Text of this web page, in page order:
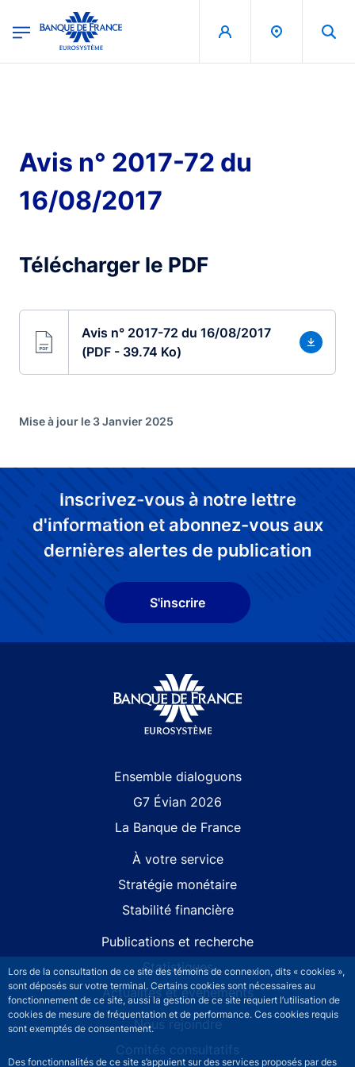
Lors de la consultation de ce site des témoins de connexion, dits « cookies »,
sont déposés sur votre terminal. Certains cookies sont nécessaires au
fonctionnement de ce site, aussi la gestion de ce site requiert l’utilisation de
cookies de mesure de fréquentation et de performance. Ces cookies requis
sont exemptés de consentement.
Des fonctionnalités de ce site s’appuient sur des services proposés par des
Banque de France - Menu Principal
Avis n° 2017-72 du
16/08/2017
Télécharger le PDF
Avis n° 2017-72 du 16/08/2017
(PDF - 39.74 Ko)
Mise à jour le 3 Janvier 2025
Inscrivez-vous à notre lettre
d'information et abonnez-vous aux
dernières alertes de publication
S'inscrire
Ensemble dialoguons
G7 Évian 2026
La Banque de France
À votre service
Stratégie monétaire
Stabilité financière
Publications et recherche
Statistiques
Actualités et événements
Nous rejoindre
Comités consultatifs